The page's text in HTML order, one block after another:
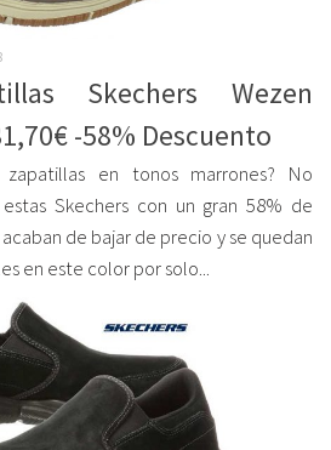
Skechers Wezen
-58% Descuento
zapatillas en tonos marrones? No
Skechers con un gran 58% de
de bajar de precio y se quedan
en este color por solo...